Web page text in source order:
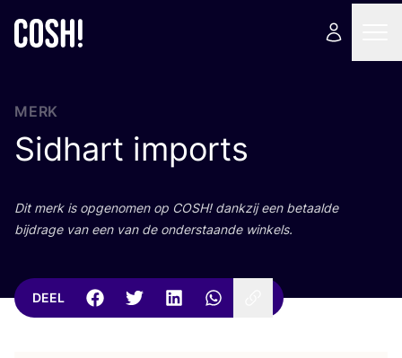
MERK
Sidhart imports
Dit merk is opge­no­men op COSH! dank­zij een betaal­de
bij­dra­ge van een van de onder­staan­de winkels.
DEEL